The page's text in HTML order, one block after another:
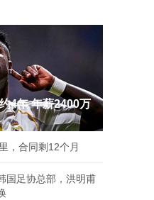
4年 年薪2400万
，合同剩12个月
国足协总部，洪明甫